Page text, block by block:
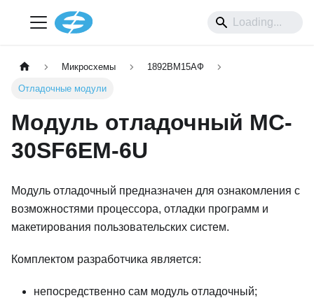
Микросхемы 1892ВМ15АФ
Отладочные модули
Модуль отладочный MC-
30SF6EM-6U
Модуль отладочный предназначен для ознакомления с
возможностями процессора, отладки программ и
макетирования пользовательских систем.
Комплектом разработчика является:
непосредственно сам модуль отладочный;